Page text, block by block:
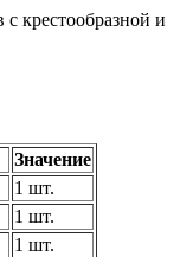
крестообразной и
Значение
1 шт.
1 шт.
1 шт.